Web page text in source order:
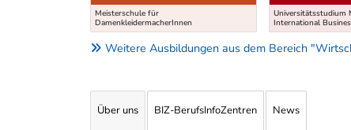
Meisterschule für
DamenkleidermacherInnen
Universitätsstudium
International
Weitere Ausbildungen aus dem Bereich
Über uns BIZ-BerufsInfoZentren News